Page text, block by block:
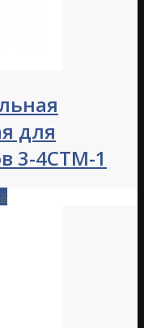
для
3-4СТМ-1